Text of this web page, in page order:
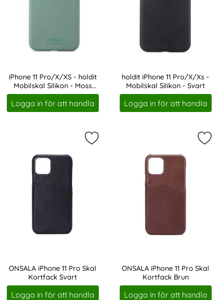
iPhone 11 Pro/X/XS - holdit
Mobilskal Silikon - Moss
Green
Art. nr 19110
Logga in för att handla
holdit iPhone 11 Pro/X/Xs -
Mobilskal Silikon - Svart
Art. nr 20585
Logga in för att handla
ONSALA iPhone 11 Pro Skal
Kortfack Svart
Art. nr 207332
Logga in för att handla
Markera oNSALA iPhone 11 Pro
ONSALA iPhone 11 Pro Skal
Kortfack Brun
Art. nr 207354
Logga in för att handla